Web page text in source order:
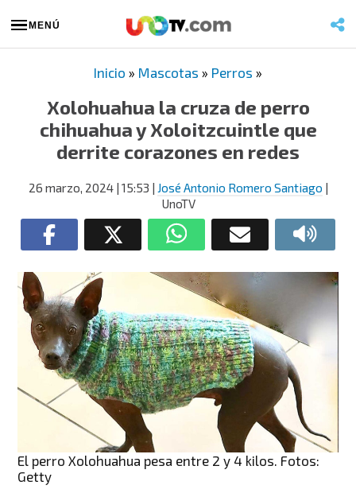
MENÚ
Inicio » Mascotas » Perros »
Xolohuahua la cruza de perro
chihuahua y Xoloitzcuintle que
derrite corazones en redes
26 marzo, 2024| 15:53 | José Antonio Romero Santiago |
UnoTV
El perro Xolohuahua pesa entre 2 y 4 kilos. Fotos:
Getty